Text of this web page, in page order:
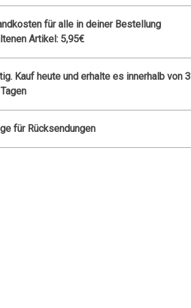
für alle in deiner Bestellung
Artikel: 5,95€
Kauf heute und erhalte es innerhalb von 3
für Rücksendungen